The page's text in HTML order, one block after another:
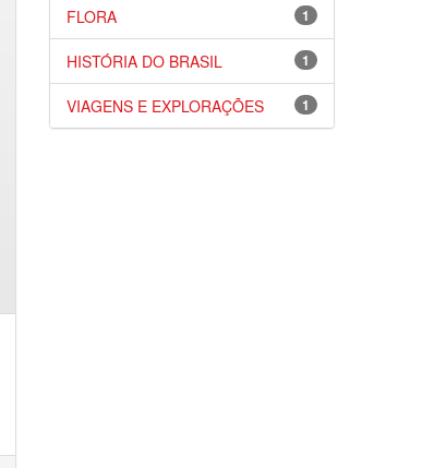
1
FLORA
1
HISTÓRIA DO BRASIL
1
VIAGENS E EXPLORAÇÕES